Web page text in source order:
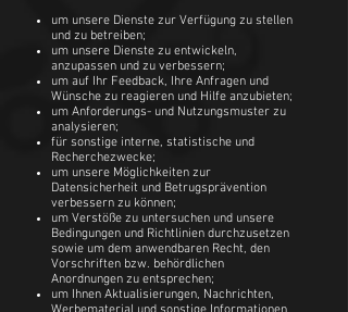
um unsere Dienste zur Verfügung zu stellen
und zu betreiben;
um unsere Dienste zu entwickeln,
anzupassen und zu verbessern;
um auf Ihr Feedback, Ihre Anfragen und
Wünsche zu reagieren und Hilfe anzubieten;
um Anforderungs- und Nutzungsmuster zu
analysieren;
für sonstige interne, statistische und
Recherchezwecke;
um unsere Möglichkeiten zur
Datensicherheit und Betrugsprävention
verbessern zu können;
um Verstöße zu untersuchen und unsere
Bedingungen und Richtlinien durchzusetzen
sowie um dem anwendbaren Recht, den
Vorschriften bzw. behördlichen
Anordnungen zu entsprechen;
um Ihnen Aktualisierungen, Nachrichten,